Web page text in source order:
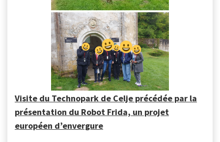
Visite du Technopark de Celje précédée par la
présentation du Robot Frida, un projet
européen d’envergure